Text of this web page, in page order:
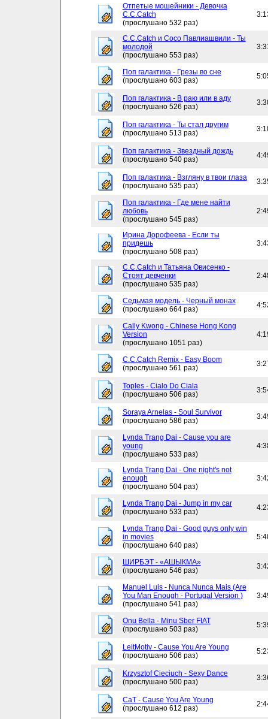
Отпетые мошейники - Девочка
C.C.Catch
(прослушано 532 раз)
C.C.Catch и Сосо Павлиашвили - Ты
молодой
(прослушано 553 раз)
Поп галактика - Грезы во сне
(прослушано 603 раз)
Поп галактика - В раю или в аду
(прослушано 526 раз)
Поп галактика - Ты стал другим
(прослушано 513 раз)
Поп галактика - Звездный дождь
(прослушано 540 раз)
Поп галактика - Взгляну в твои глаза
(прослушано 535 раз)
Поп галактика - Где мене найти
любовь
(прослушано 545 раз)
Ирина Дорофеева - Если ты
придешь
(прослушано 508 раз)
C.C.Catch и Татьяна Овисенко -
Стоят девченки
(прослушано 535 раз)
Седьмая модель - Черный монах
(прослушано 664 раз)
Cally Kwong - Chinese Hong Kong
Version
(прослушано 1051 раз)
C.C.Catch Remix - Easy Boom
(прослушано 561 раз)
Toples - Cialo Do Ciala
(прослушано 506 раз)
Soraya Arnelas - Soul Survivor
(прослушано 586 раз)
Lynda Trang Dai - Cause you are
young
(прослушано 533 раз)
Lynda Trang Dai - One night's not
enough
(прослушано 504 раз)
Lynda Trang Dai - Jump in my car
(прослушано 533 раз)
Lynda Trang Dai - Good guys only win
in movies
(прослушано 640 раз)
ШИРБЭТ - «АШЫКМА»
(прослушано 546 раз)
Manuel Luis - Nunca Nunca Mais (Are
You Man Enough - Portugal Version )
(прослушано 541 раз)
Onu Bella - Minu Sber FIAT
(прослушано 503 раз)
LeitMotiv - Cause You Are Young
(прослушано 506 раз)
Krzysztof Cieciuch - Sexy Dance
(прослушано 500 раз)
CaT - Cause You Are Young
(прослушано 612 раз)